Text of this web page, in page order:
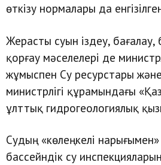
өткізу нормалары да
Жерасты суын іздеу,
қорғау мәселелері де
жұмыспен Су ресурстары
министрлігі құрамындағы
ұлттық гидрогеологиялық
Судың «көлеңкелі нарығымен»
бассейндік су